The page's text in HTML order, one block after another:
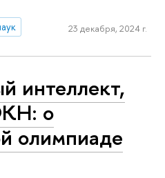
23 декабря, 2024 г.
интеллект,
о
олимпиаде